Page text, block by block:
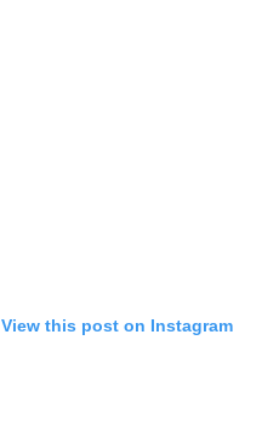
View this post on Instagram